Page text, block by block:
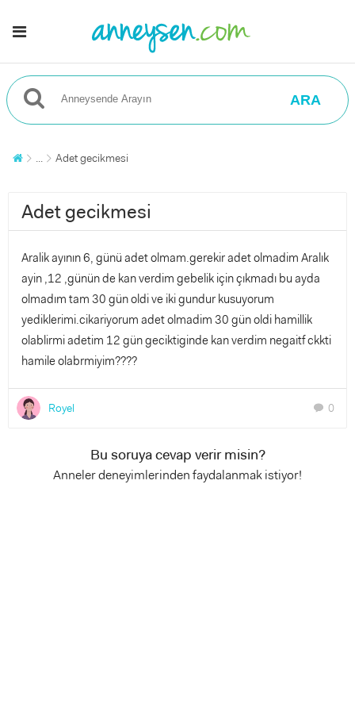
ARA
... Adet gecikmesi
Adet gecikmesi
Aralik ayının 6, günü adet olmam.gerekir adet olmadim Aralık
ayin ,12 ,günün de kan verdim gebelik için çıkmadı bu ayda
olmadım tam 30 gün oldi ve iki gundur kusuyorum
yediklerimi.cikariyorum adet olmadim 30 gün oldi hamillik
olablirmi adetim 12 gün geciktiginde kan verdim negaitf ckkti
hamile olabrmiyim????
Royel chat 0
Bu soruya cevap verir misin?
Anneler deneyimlerinden faydalanmak istiyor!